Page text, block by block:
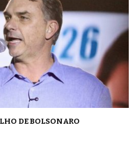
DE BOLSONARO